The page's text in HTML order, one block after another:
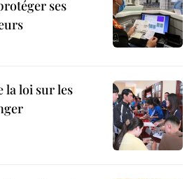
ses
la loi sur les